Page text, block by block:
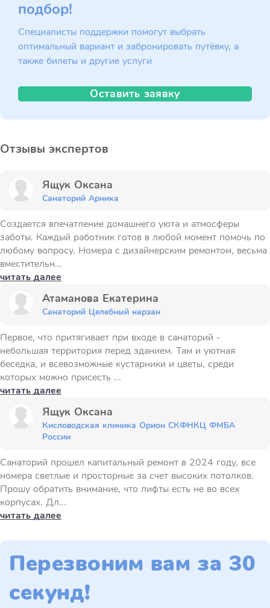
подбор!
Специалисты поддержки помогут выбрать
оптимальный вариант и забронировать путёвку, а
также билеты и другие услуги
Оставить заявку
Отзывы экспертов
Ящук Оксана
Санаторий Арника
Создается впечатление домашнего уюта и атмосферы
заботы. Каждый работник готов в любой момент помочь по
любому вопросу. Номера с дизайнерским ремонтом, весьма
вместительн...
читать далее
Атаманова Екатерина
Санаторий Целебный нарзан
Первое, что притягивает при входе в санаторий -
небольшая территория перед зданием. Там и уютная
беседка, и всевозможные кустарники и цветы, среди
которых можно присесть ...
читать далее
Ящук Оксана
Кисловодская клиника Орион СКФНКЦ ФМБА
России
Санаторий прошел капитальный ремонт в 2024 году, все
номера светлые и просторные за счет высоких потолков.
Прошу обратить внимание, что лифты есть не во всех
корпусах. Дл...
читать далее
Перезвоним вам за 30
секунд!